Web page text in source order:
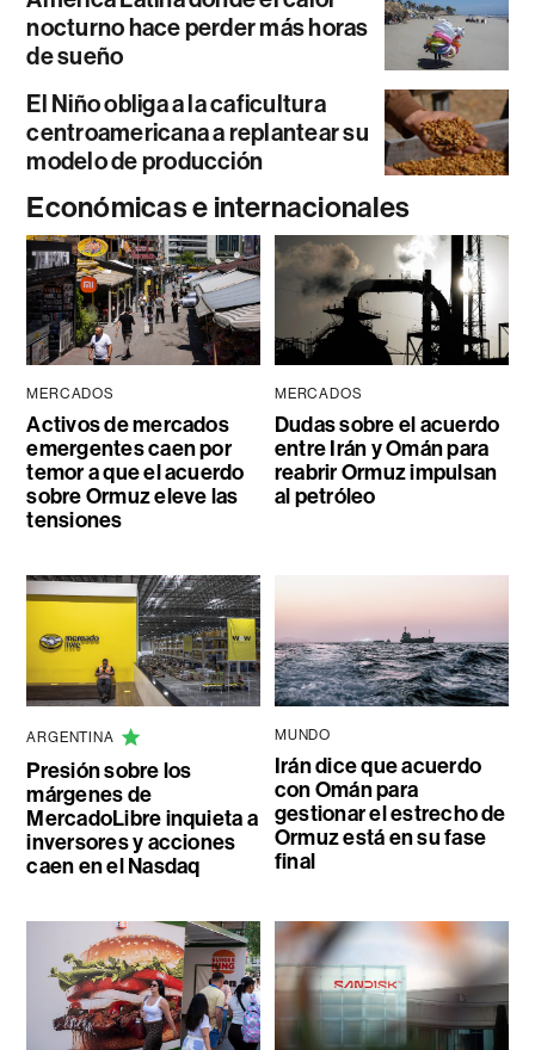
nocturno hace perder más horas
de sueño
El Niño obliga a la caficultura
centroamericana a replantear su
modelo de producción
Económicas e internacionales
MERCADOS
Activos de mercados
emergentes caen por
temor a que el acuerdo
sobre Ormuz eleve las
tensiones
MERCADOS
Dudas sobre el acuerdo
entre Irán y Omán para
reabrir Ormuz impulsan
al petróleo
ARGENTINA
Presión sobre los
márgenes de
MercadoLibre inquieta a
inversores y acciones
caen en el Nasdaq
MUNDO
Irán dice que acuerdo
con Omán para
gestionar el estrecho de
Ormuz está en su fase
final